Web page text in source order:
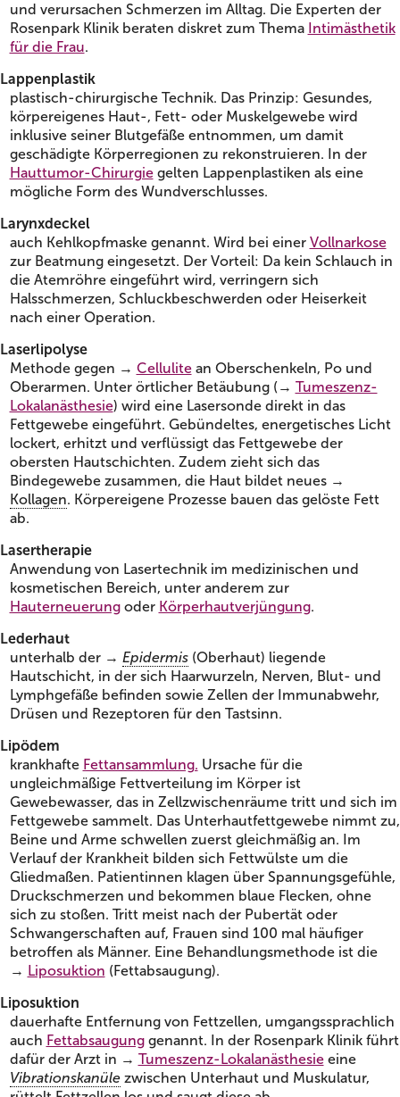
und verursachen Schmerzen im Alltag. Die Experten der
Rosenpark Klinik beraten diskret zum Thema Intimästhetik
für die Frau.
Lappenplastik
plastisch-chirurgische Technik. Das Prinzip: Gesundes,
körpereigenes Haut-, Fett- oder Muskelgewebe wird
inklusive seiner Blutgefäße entnommen, um damit
geschädigte Körperregionen zu rekonstruieren. In der
Hauttumor-Chirurgiegelten Lappenplastiken als eine
mögliche Form des Wundverschlusses.
Larynxdeckel
auch Kehlkopfmaske genannt. Wird bei einer Vollnarkose
zur Beatmung eingesetzt. Der Vorteil: Da kein Schlauch in
die Atemröhre eingeführt wird, verringern sich
Halsschmerzen, Schluckbeschwerden oder Heiserkeit
nach einer Operation.
Laserlipolyse
Methode gegen → Cellulitean Oberschenkeln, Po und
Oberarmen. Unter örtlicher Betäubung (→ Tumeszenz-
Lokalanästhesie) wird eine Lasersonde direkt in das
Fettgewebe eingeführt. Gebündeltes, energetisches Licht
lockert, erhitzt und verflüssigt das Fettgewebe der
obersten Hautschichten. Zudem zieht sich das
Bindegewebe zusammen, die Haut bildet neues →
Kollagen. Körpereigene Prozesse bauen das gelöste Fett
ab.
Lasertherapie
Anwendung von Lasertechnik im medizinischen und
kosmetischen Bereich, unter anderem zur
Hauterneuerungoder Körperhautverjüngung.
Lederhaut
unterhalb der → Epidermis(Oberhaut) liegende
Hautschicht, in der sich Haarwurzeln, Nerven, Blut- und
Lymphgefäße befinden sowie Zellen der Immunabwehr,
Drüsen und Rezeptoren für den Tastsinn.
Lipödem
krankhafte Fettansammlung. Ursache für die
ungleichmäßige Fettverteilung im Körper ist
Gewebewasser, das in Zellzwischenräume tritt und sich im
Fettgewebe sammelt. Das Unterhautfettgewebe nimmt zu,
Beine und Arme schwellen zuerst gleichmäßig an. Im
Verlauf der Krankheit bilden sich Fettwülste um die
Gliedmaßen. Patientinnen klagen über Spannungsgefühle,
Druckschmerzen und bekommen blaue Flecken, ohne
sich zu stoßen. Tritt meist nach der Pubertät oder
Schwangerschaften auf, Frauen sind 100 mal häufiger
betroffen als Männer. Eine Behandlungsmethode ist die
→ Liposuktion (Fettabsaugung).
Liposuktion
dauerhafte Entfernung von Fettzellen, umgangssprachlich
auch Fettabsaugunggenannt. In der Rosenpark Klinik führt
dafür der Arzt in → Tumeszenz-Lokalanästhesieeine
Vibrationskanülezwischen Unterhaut und Muskulatur,